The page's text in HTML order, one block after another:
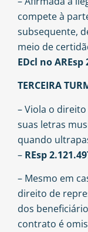
compete à
subsequente,
meio de
EDcl no AREsp
TERCEIRA
– Viola o
suas letras
quando
– REsp
– Mesmo em
direito de
dos
contrato é